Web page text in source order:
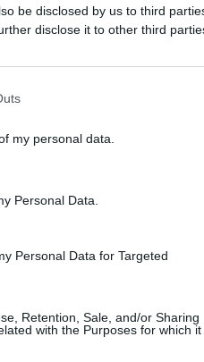
be disclosed by us to third
disclose it to other third
my personal data.
Personal Data.
Personal Data for Targeted
Retention, Sale, and/or Sharing
with the Purposes for which it
έξω από το
στην είσοδο,
να προλάβουν την